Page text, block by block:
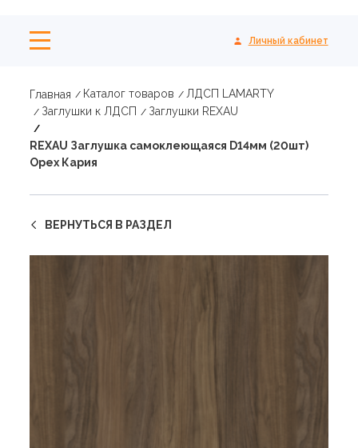
Личный кабинет
Главная Каталог товаров
ЛДСП LAMARTY
Заглушки к ЛДСП
Заглушки REXAU
REXAU Заглушка самоклеющаяся D14мм (20шт)
Орех Кария
ВЕРНУТЬСЯ В РАЗДЕЛ